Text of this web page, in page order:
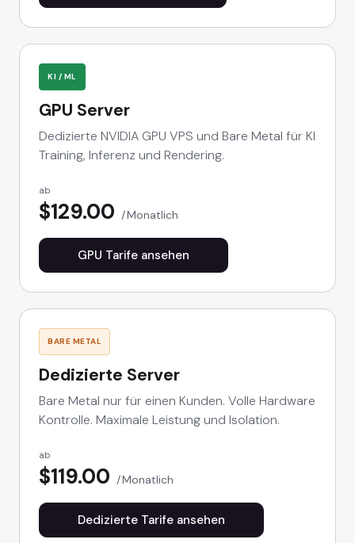
KI / ML
GPU Server
Dedizierte NVIDIA GPU VPS und Bare Metal für KI
Training, Inferenz und Rendering.
ab
$129.00 Monatlich
GPU Tarife ansehen
BARE METAL
Dedizierte Server
Bare Metal nur für einen Kunden. Volle Hardware
Kontrolle. Maximale Leistung und Isolation.
ab
$119.00 Monatlich
Dedizierte Tarife ansehen